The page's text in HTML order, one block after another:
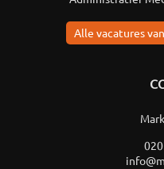
Alle vacatures